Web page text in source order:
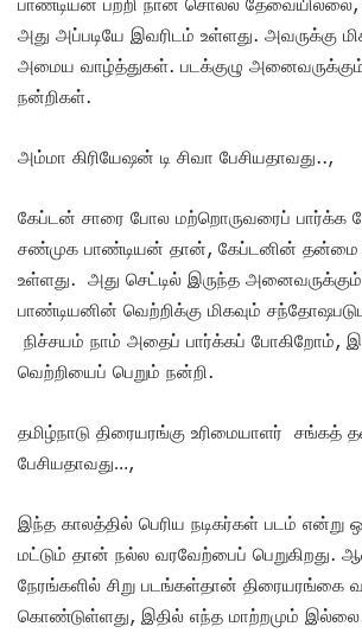
அது அப்படியே இவரிடம் உள்ளது. அவருக்கு
அமைய வாழ்த்துகள். படக்குழு
நன்றிகள்.
அம்மா கிரியேஷன் டி சிவா பேசியதாவது..,
கேப்டன் சாரை போல மற்றொருவரைப் பார்க்க
சண்முக பாண்டியன் தான், கேப்டனின் தன்மை
உள்ளது. அது செட்டில் இருந்த அனைவருக்கும்
பாண்டியனின் வெற்றிக்கு மிகவும்
நிச்சயம் நாம் அதைப் பார்க்கப் போகிறோம்,
வெற்றியைப் பெறும் நன்றி.
தமிழ்நாடு திரையரங்கு உரிமையாளர் சங்கத்
பேசியதாவது…,
இந்த காலத்தில் பெரிய நடிகர்கள் படம் என்று
மட்டும் தான் நல்ல வரவேற்பைப் பெறுகிறது.
நேரங்களில் சிறு படங்கள்தான் திரையரங்கை
கொண்டுள்ளது, இதில் எந்த மாற்றமும்